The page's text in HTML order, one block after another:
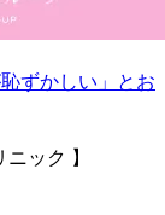
ック 】